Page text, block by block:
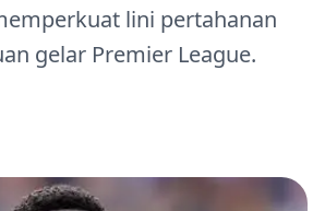
lini pertahanan
gelar Premier League.